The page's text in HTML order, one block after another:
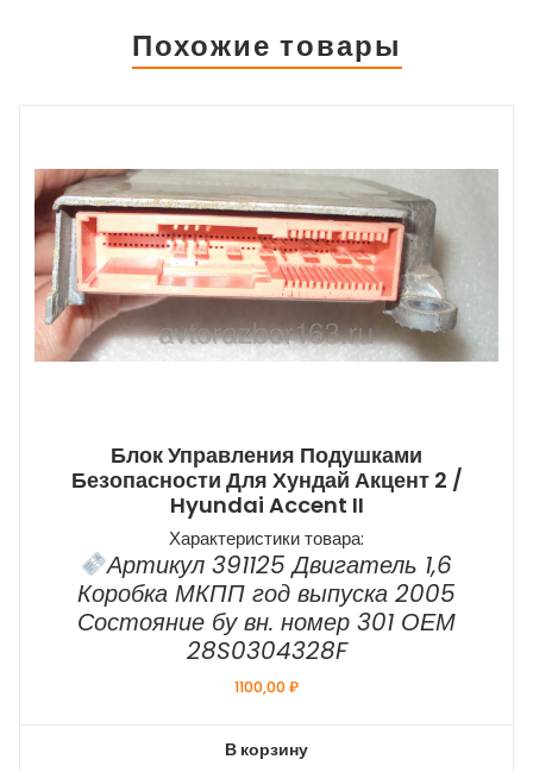
Похожие товары
Блок Управления Подушками
Безопасности Для Хундай Акцент 2 /
Hyundai Accent II
Характеристики товара:
Артикул 391125 Двигатель 1,6
Коробка МКПП год выпуска 2005
Состояние бу вн. номер 301 ОЕМ
28S0304328F
1100,00₽
В корзину